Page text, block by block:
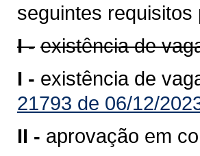
seguintes
I - existência de
I - existência de
21793 de 06/12/
II - aprovação em